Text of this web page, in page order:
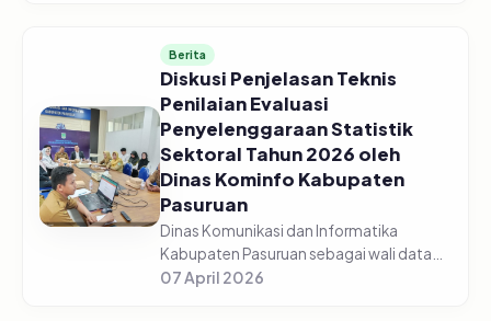
Berita
Diskusi Penjelasan Teknis
Penilaian Evaluasi
Penyelenggaraan Statistik
Sektoral Tahun 2026 oleh
Dinas Kominfo Kabupaten
Pasuruan
Dinas Komunikasi dan Informatika
Kabupaten Pasuruan sebagai wali data
mengadakan Diskusi Bersama Tentang
07 April 2026